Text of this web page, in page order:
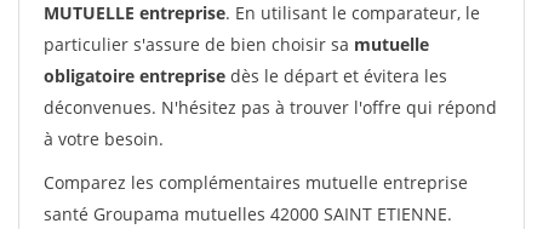
MUTUELLE entreprise. En utilisant le comparateur, le
particulier s'assure de bien choisir sa mutuelle
obligatoire entreprise dès le départ et évitera les
déconvenues. N'hésitez pas à trouver l'offre qui répond
à votre besoin.
Comparez les complémentaires mutuelle entreprise
santé Groupama mutuelles 42000 SAINT ETIENNE.